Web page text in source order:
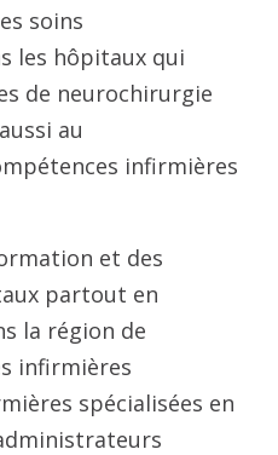
soins
les hôpitaux qui
de neurochirurgie
au
infirmières
et des
partout en
la région de
infirmières
spécialisées en